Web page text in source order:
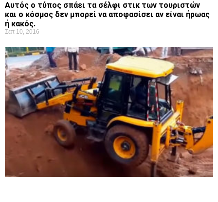
Αυτός ο τύπος σπάει τα σέλφι στικ των τουριστών
και ο κόσμος δεν μπορεί να αποφασίσει αν είναι ήρωας
ή κακός.
Σεπ 10, 2016